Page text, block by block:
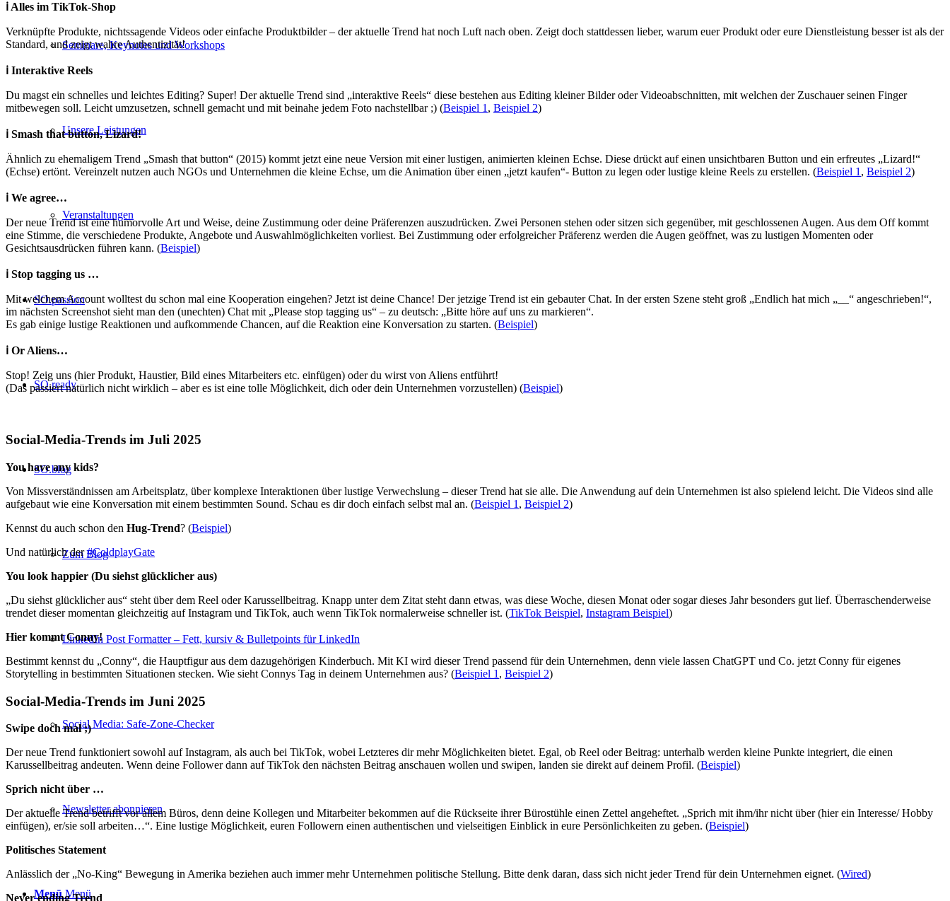
Seminare, Keynotes und Workshops
Unsere Leistungen
Veranstaltungen
SO.passion
SO.ready
SO.blog
Zum Blog
LinkedIn Post Formatter – Fett, kursiv & Bulletpoints für LinkedIn
Social Media: Safe-Zone-Checker
Newsletter abonnieren
Menü Menü
ℹ️ Alles im TikTok-Shop
Verknüpfte Produkte, nichtssagende Videos oder einfache Produktbilder – der aktuelle Trend hat noch Luft nach oben. Zeigt doch stattdessen lieber, warum euer Produkt oder eure Dienstleistung besser ist als der
Standard, und zeigt wahre Authentizität!
ℹ️ Interaktive Reels
Du magst ein schnelles und leichtes Editing? Super! Der aktuelle Trend sind „interaktive Reels“ diese bestehen aus Editing kleiner Bilder oder Videoabschnitten, mit welchen der Zuschauer seinen Finger
mitbewegen soll. Leicht umzusetzen, schnell gemacht und mit beinahe jedem Foto nachstellbar ;) (Beispiel 1 , Beispiel 2)
ℹ️ Smash that button, Lizard!
Ähnlich zu ehemaligem Trend „Smash that button“ (2015) kommt jetzt eine neue Version mit einer lustigen, animierten kleinen Echse. Diese drückt auf einen unsichtbaren Button und ein erfreutes „Lizard!“
(Echse) ertönt. Vereinzelt nutzen auch NGOs und Unternehmen die kleine Echse, um die Animation über einen „jetzt kaufen“- Button zu legen oder lustige kleine Reels zu erstellen. (Beispiel 1 , Beispiel 2)
ℹ️ We agree…
Der neue Trend ist eine humorvolle Art und Weise, deine Zustimmung oder deine Präferenzen auszudrücken. Zwei Personen stehen oder sitzen sich gegenüber, mit geschlossenen Augen. Aus dem Off kommt
eine Stimme, die verschiedene Produkte, Angebote und Auswahlmöglichkeiten vorliest. Bei Zustimmung oder erfolgreicher Präferenz werden die Augen geöffnet, was zu lustigen Momenten oder
Gesichtsausdrücken führen kann. (Beispiel)
ℹ️ Stop tagging us …
Mit welchem Account wolltest du schon mal eine Kooperation eingehen? Jetzt ist deine Chance! Der jetzige Trend ist ein gebauter Chat. In der ersten Szene steht groß „Endlich hat mich „__“ angeschrieben!“,
im nächsten Screenshot sieht man den (unechten) Chat mit „Please stop tagging us“ – zu deutsch: „Bitte höre auf uns zu markieren“.
Es gab einige lustige Reaktionen und aufkommende Chancen, auf die Reaktion eine Konversation zu starten. (Beispiel)
ℹ️ Or Aliens…
Stop! Zeig uns (hier Produkt, Haustier, Bild eines Mitarbeiters etc. einfügen) oder du wirst von Aliens entführt!
(Das passiert natürlich nicht wirklich – aber es ist eine tolle Möglichkeit, dich oder dein Unternehmen vorzustellen) (Beispiel)
Social-Media-Trends im Juli 2025
You have any kids?
Von Missverständnissen am Arbeitsplatz, über komplexe Interaktionen über lustige Verwechslung – dieser Trend hat sie alle. Die Anwendung auf dein Unternehmen ist also spielend leicht. Die Videos sind alle
aufgebaut wie eine Konversation mit einem bestimmten Sound. Schau es dir doch einfach selbst mal an. (Beispiel 1 , Beispiel 2)
Kennst du auch schon den Hug-Trend? (Beispiel)
Und natürlich der#ColdplayGate
You look happier (Du siehst glücklicher aus)
„Du siehst glücklicher aus“ steht über dem Reel oder Karussellbeitrag. Knapp unter dem Zitat steht dann etwas, was diese Woche, diesen Monat oder sogar dieses Jahr besonders gut lief. Überraschenderweise
trendet dieser momentan gleichzeitig auf Instagram und TikTok, auch wenn TikTok normalerweise schneller ist. (TikTok Beispiel, Instagram Beispiel)
Hier kommt Conny!
Bestimmt kennst du „Conny“, die Hauptfigur aus dem dazugehörigen Kinderbuch. Mit KI wird dieser Trend passend für dein Unternehmen, denn viele lassen ChatGPT und Co. jetzt Conny für eigenes
Storytelling in bestimmten Situationen stecken. Wie sieht Connys Tag in deinem Unternehmen aus? (Beispiel 1 , Beispiel 2)
Social-Media-Trends im Juni 2025
Swipe doch mal ;)
Der neue Trend funktioniert sowohl auf Instagram, als auch bei TikTok, wobei Letzteres dir mehr Möglichkeiten bietet. Egal, ob Reel oder Beitrag: unterhalb werden kleine Punkte integriert, die einen
Karussellbeitrag andeuten. Wenn deine Follower dann auf TikTok den nächsten Beitrag anschauen wollen und swipen, landen sie direkt auf deinem Profil. (Beispiel)
Sprich nicht über …
Der aktuelle Trend betrifft vor allem Büros, denn deine Kollegen und Mitarbeiter bekommen auf die Rückseite ihrer Bürostühle einen Zettel angeheftet. „Sprich mit ihm/ihr nicht über (hier ein Interesse/ Hobby
einfügen), er/sie soll arbeiten…“. Eine lustige Möglichkeit, euren Followern einen authentischen und vielseitigen Einblick in eure Persönlichkeiten zu geben. (Beispiel)
Politisches Statement
Anlässlich der „No-King“ Bewegung in Amerika beziehen auch immer mehr Unternehmen politische Stellung. Bitte denk daran, dass sich nicht jeder Trend für dein Unternehmen eignet. (Wired)
Never ending Trend